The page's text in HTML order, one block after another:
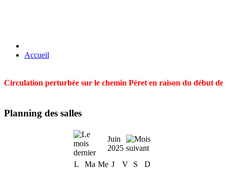
Accueil
Circulation perturbée sur le chemin Péret en raison du début
Planning des salles
Juin
2025
L
Ma Me J V S
D